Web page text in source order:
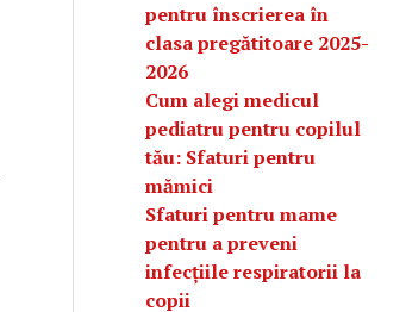
pentru înscrierea în
clasa pregătitoare 2025-
2026
Cum alegi medicul
pediatru pentru copilul
tău: Sfaturi pentru
mămici
Sfaturi pentru mame
pentru a preveni
infecțiile respiratorii la
copii